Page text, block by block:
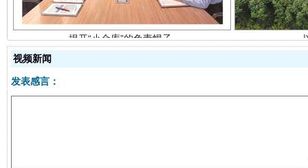
视频新闻
发表感言：